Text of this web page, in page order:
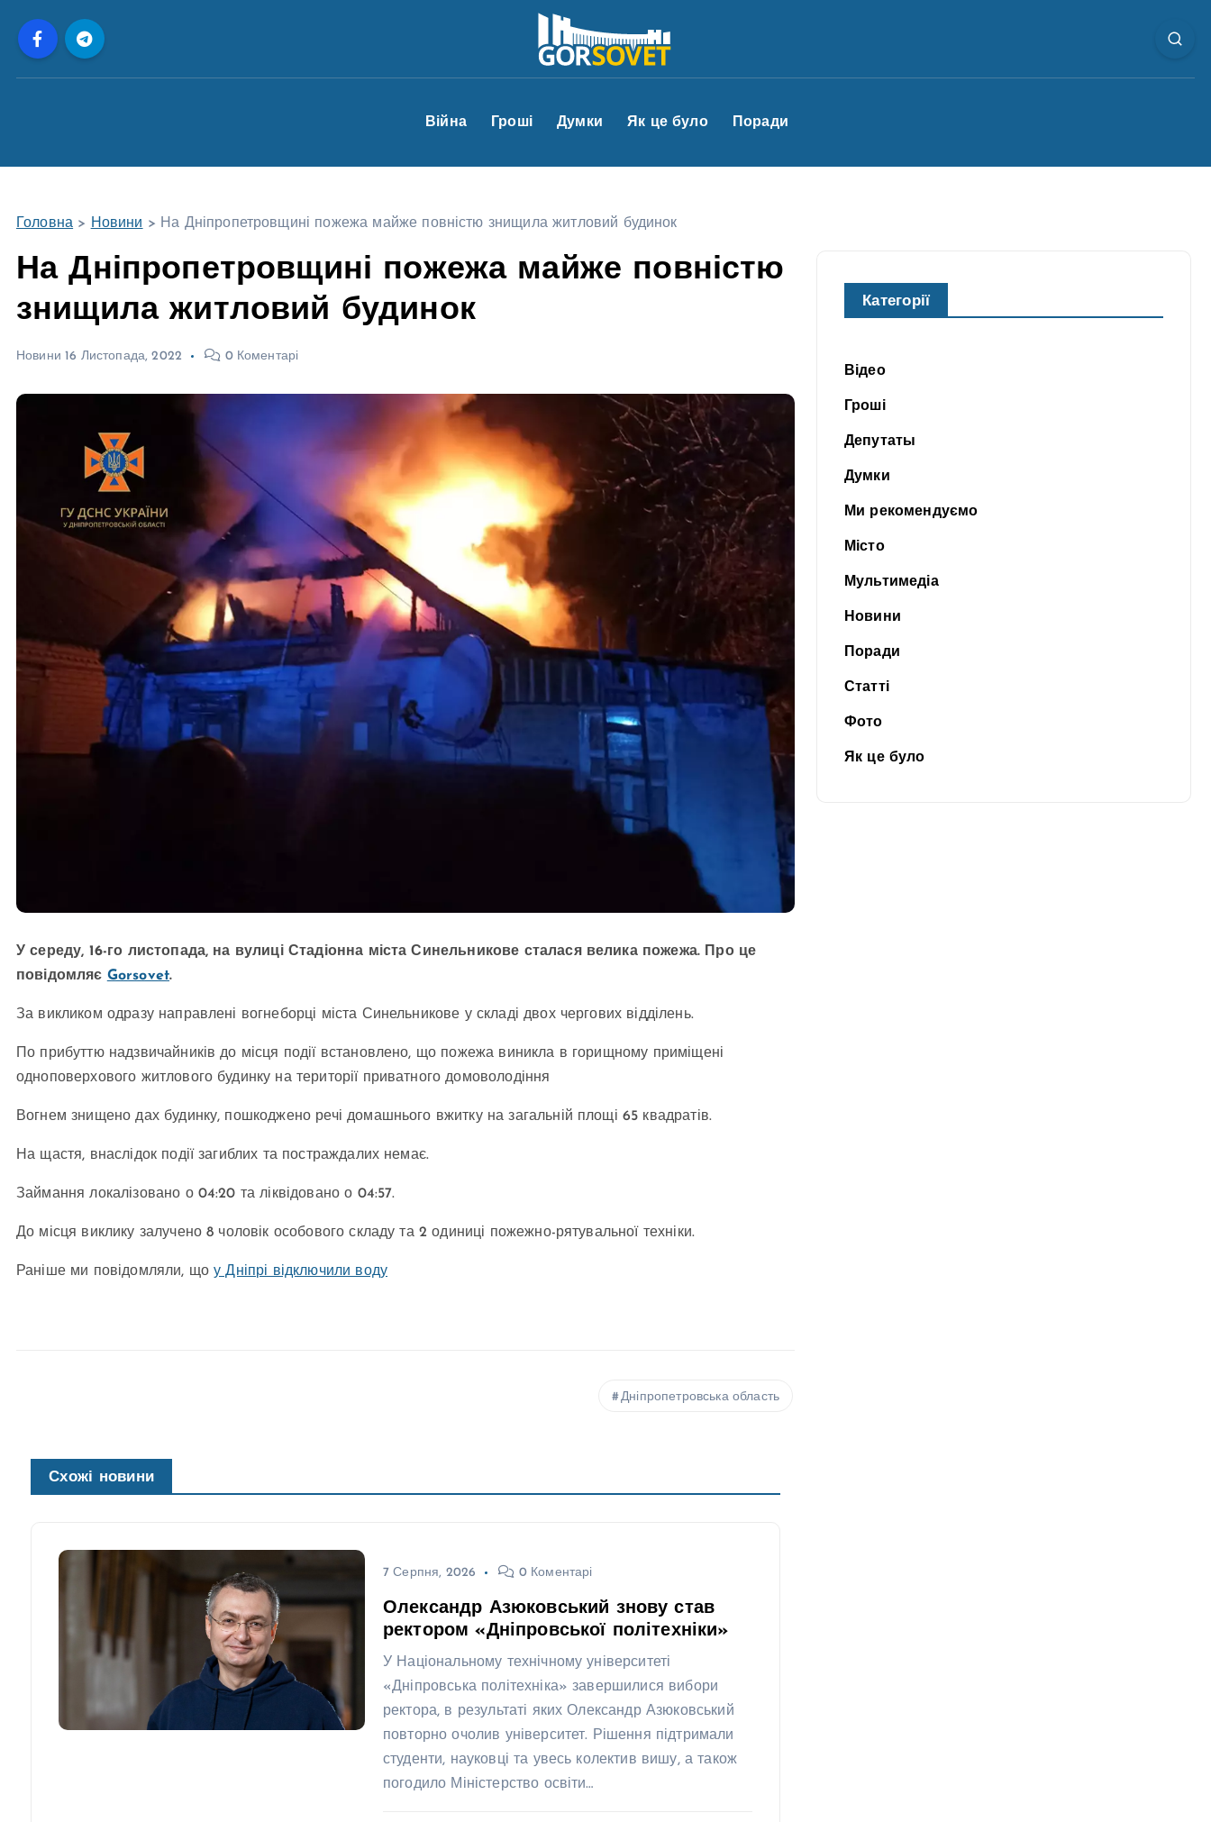
Війна Гроші Думки Як це було Поради
Головна > Новини > На Дніпропетровщині пожежа майже повністю знищила житловий будинок
На Дніпропетровщині пожежа майже повністю
знищила житловий будинок
Новини 16 Листопада, 2022 0 Коментарі
У середу, 16-го листопада, на вулиці Стадіонна міста Синельникове сталася велика пожежа. Про це
повідомляє Gorsovet.
За викликом одразу направлені вогнеборці міста Синельникове у складі двох чергових відділень.
По прибуттю надзвичайників до місця події встановлено, що пожежа виникла в горищному приміщені
одноповерхового житлового будинку на території приватного домоволодіння
Вогнем знищено дах будинку, пошкоджено речі домашнього вжитку на загальній площі 65 квадратів.
На щастя, внаслідок події загиблих та постраждалих немає.
Займання локалізовано о 04:20 та ліквідовано о 04:57.
До місця виклику залучено 8 чоловік особового складу та 2 одиниці пожежно-рятувальної техніки.
Раніше ми повідомляли, щоу Дніпрі відключили воду
Дніпропетровська область
Схожі новини
7 Серпня, 2026 0 Коментарі
Олександр Азюковський знову став
ректором «Дніпровської політехніки»
У Національному технічному університеті
«Дніпровська політехніка» завершилися вибори
ректора, в результаті яких Олександр Азюковський
повторно очолив університет. Рішення підтримали
студенти, науковці та увесь колектив вишу, а також
погодило Міністерство освіти…
Категорії
Відео
Гроші
Депутаты
Думки
Ми рекомендуємо
Місто
Мультимедіа
Новини
Поради
Статті
Фото
Як це було